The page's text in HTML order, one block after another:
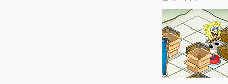
нажмите/нажмите на
вы хотите